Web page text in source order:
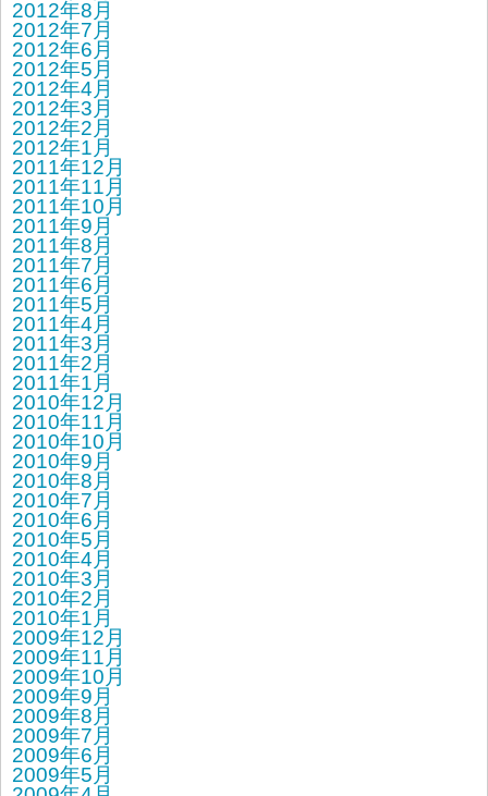
2012年8月
2012年7月
2012年6月
2012年5月
2012年4月
2012年3月
2012年2月
2012年1月
2011年12月
2011年11月
2011年10月
2011年9月
2011年8月
2011年7月
2011年6月
2011年5月
2011年4月
2011年3月
2011年2月
2011年1月
2010年12月
2010年11月
2010年10月
2010年9月
2010年8月
2010年7月
2010年6月
2010年5月
2010年4月
2010年3月
2010年2月
2010年1月
2009年12月
2009年11月
2009年10月
2009年9月
2009年8月
2009年7月
2009年6月
2009年5月